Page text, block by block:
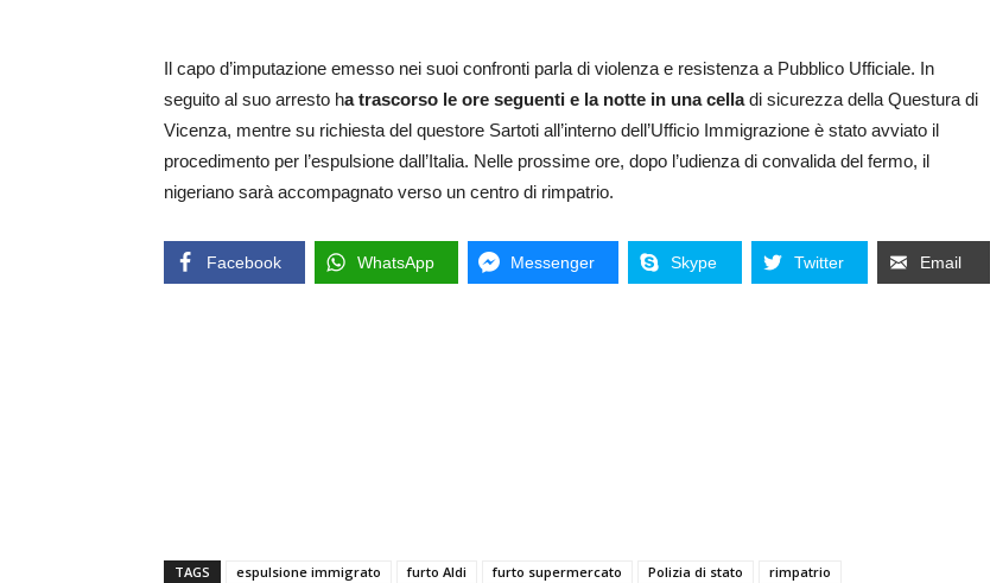
Il capo d’imputazione emesso nei suoi confronti parla di violenza e resistenza a Pubblico Ufficiale. In
seguito al suo arresto ha trascorso le ore seguenti e la notte in una celladi sicurezza della Questura di
Vicenza, mentre su richiesta del questore Sartoti all’interno dell’Ufficio Immigrazione è stato avviato il
procedimento per l’espulsione dall’Italia. Nelle prossime ore, dopo l’udienza di convalida del fermo, il
nigeriano sarà accompagnato verso un centro di rimpatrio.
Facebook WhatsApp Messenger Skype Twitter Email
TAGS espulsione immigrato furto Aldi furto supermercato Polizia di stato rimpatrio